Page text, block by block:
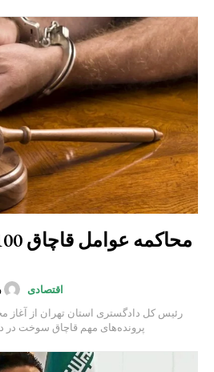
اقتصادی
پرونده‌های مهم قاچاق سوخت در